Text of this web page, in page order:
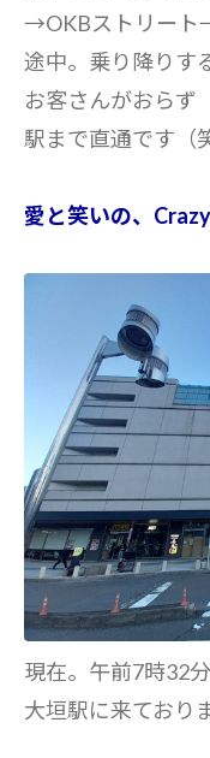
→OKBストリート
途中。乗り降りす
お客さんがおらず
駅まで直通です（
愛と笑いの、
現在。午前7時32分
大垣駅に来ておりま